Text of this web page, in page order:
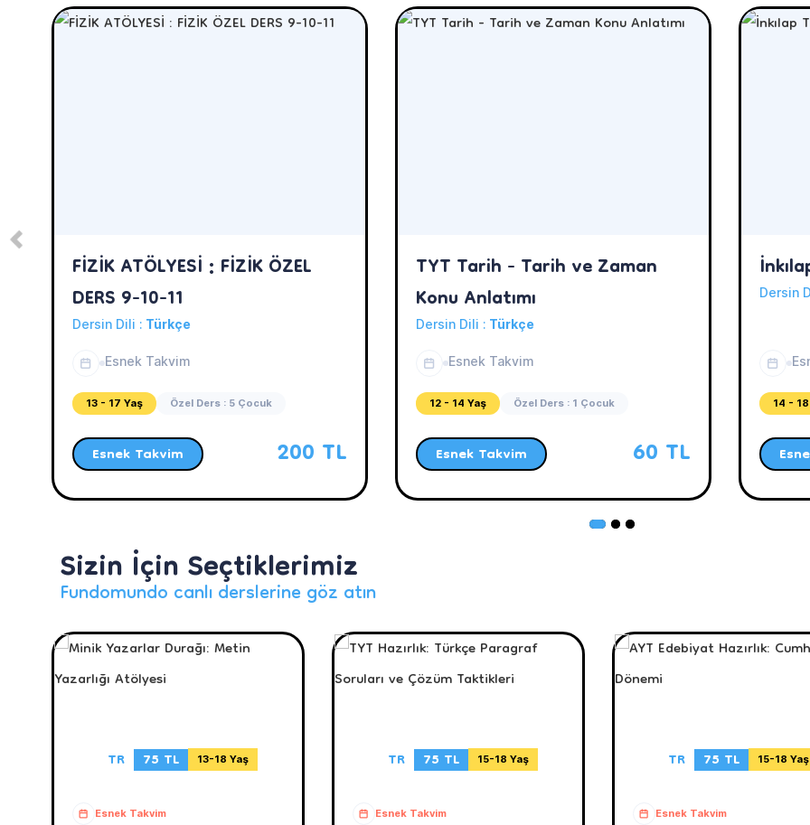
FİZİK ATÖLYESİ : FİZİK ÖZEL
DERS 9-10-11
Dersin Dili : Türkçe
Esnek Takvim
13 - 17 Yaş Özel Ders : 5 Çocuk
Esnek Takvim 200 TL
TYT Tarih - Tarih ve Zaman
Konu Anlatımı
Dersin Dili : Türkçe
Esnek Takvim
12 - 14 Yaş Özel Ders : 1 Çocuk
Esnek Takvim 60 TL
Dersin
14 -
Sizin İçin Seçtiklerimiz
Fundomundo canlı derslerine göz atın
TR 75 TL 13-18 Yaş
Esnek Takvim
TR 75 TL 15-18 Yaş
Esnek Takvim
TR 75 TL 15-18 Yaş
Esnek Takvim